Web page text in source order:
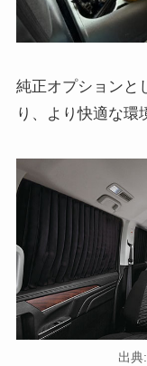
純正オプションと
り、より快適な環
出典: